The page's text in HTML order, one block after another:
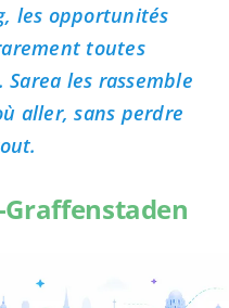
les opportunités
toutes
les rassemble
aller, sans perdre